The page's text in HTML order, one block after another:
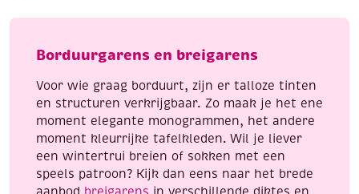
Borduurgarens en breigarens
Voor wie graag borduurt, zijn er talloze tinten
en structuren verkrijgbaar. Zo maak je het ene
moment elegante monogrammen, het andere
moment kleurrijke tafelkleden. Wil je liever
een wintertrui breien of sokken met een
speels patroon? Kijk dan eens naar het brede